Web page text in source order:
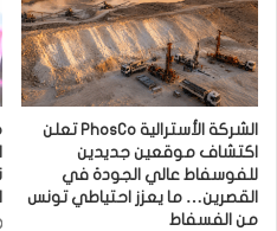
الشركة الأسترالية PhosCo تعلن
اكتشاف موقعين جديدين
للفوسفاط عالي الجودة في
القصرين… ما يعزز احتياطي تونس
من الفسفاط